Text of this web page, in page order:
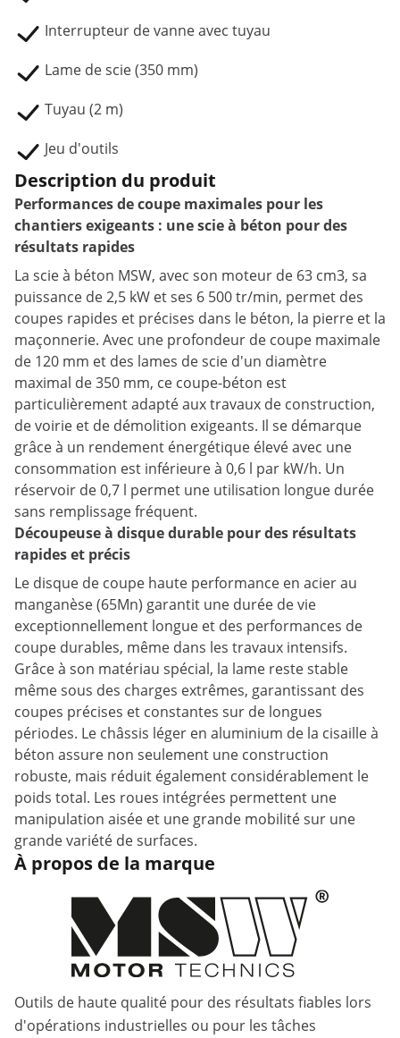
Interrupteur de vanne avec tuyau
Lame de scie (350 mm)
Tuyau (2 m)
Jeu d'outils
Description du produit
Performances de coupe maximales pour les
chantiers exigeants : une scie à béton pour des
résultats rapides
La scie à béton MSW, avec son moteur de 63 cm3, sa
puissance de 2,5 kW et ses 6 500 tr/min, permet des
coupes rapides et précises dans le béton, la pierre et la
maçonnerie. Avec une profondeur de coupe maximale
de 120 mm et des lames de scie d'un diamètre
maximal de 350 mm, ce coupe-béton est
particulièrement adapté aux travaux de construction,
de voirie et de démolition exigeants. Il se démarque
grâce à un rendement énergétique élevé avec une
consommation est inférieure à 0,6 l par kW/h. Un
réservoir de 0,7 l permet une utilisation longue durée
sans remplissage fréquent.
Découpeuse à disque durable pour des résultats
rapides et précis
Le disque de coupe haute performance en acier au
manganèse (65Mn) garantit une durée de vie
exceptionnellement longue et des performances de
coupe durables, même dans les travaux intensifs.
Grâce à son matériau spécial, la lame reste stable
même sous des charges extrêmes, garantissant des
coupes précises et constantes sur de longues
périodes. Le châssis léger en aluminium de la cisaille à
béton assure non seulement une construction
robuste, mais réduit également considérablement le
poids total. Les roues intégrées permettent une
manipulation aisée et une grande mobilité sur une
grande variété de surfaces.
À propos de la marque
Outils de haute qualité pour des résultats fiables lors
d'opérations industrielles ou pour les tâches